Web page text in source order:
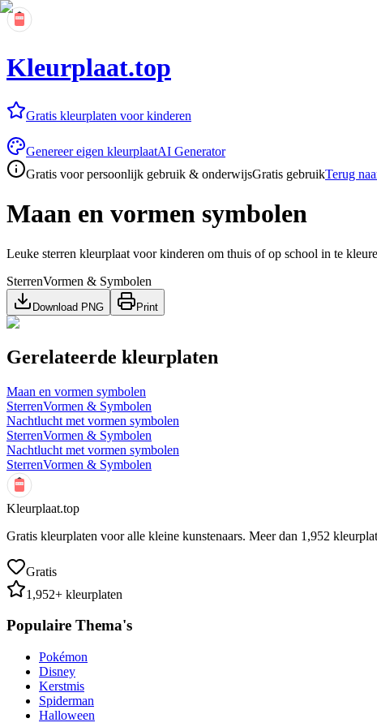
Kleurplaat.top
Gratis kleurplaten voor kinderen
Genereer eigen kleurplaatAI Generator
Gratis voor persoonlijk gebruik & onderwijsGratis gebruikTerug
Maan en vormen symbolen
Leuke sterren kleurplaat voor kinderen om thuis of op school in te
SterrenVormen & Symbolen
Download PNG Print
Gerelateerde kleurplaten
Maan en vormen symbolen
SterrenVormen & Symbolen
Nachtlucht met vormen symbolen
SterrenVormen & Symbolen
Nachtlucht met vormen symbolen
SterrenVormen & Symbolen
Kleurplaat.top
Gratis kleurplaten voor alle kleine kunstenaars. Meer dan 1,952
Gratis
1,952+ kleurplaten
Populaire Thema's
Pokémon
Disney
Kerstmis
Spiderman
Halloween